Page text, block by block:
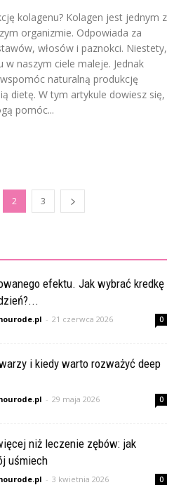
kolagenu? Kolagen jest jednym z
organizmie. Odpowiada za
włosów i paznokci. Niestety,
naszym ciele maleje. Jednak
naturalną produkcję
dietę. W tym artykule dowiesz się,
pomóc...
2 3
efektu. Jak wybrać kredkę
- 21 czerwca 2026 0
i kiedy warto rozważyć deep
- 29 maja 2026 0
niż leczenie zębów: jak
uśmiech
- 3 kwietnia 2026 0